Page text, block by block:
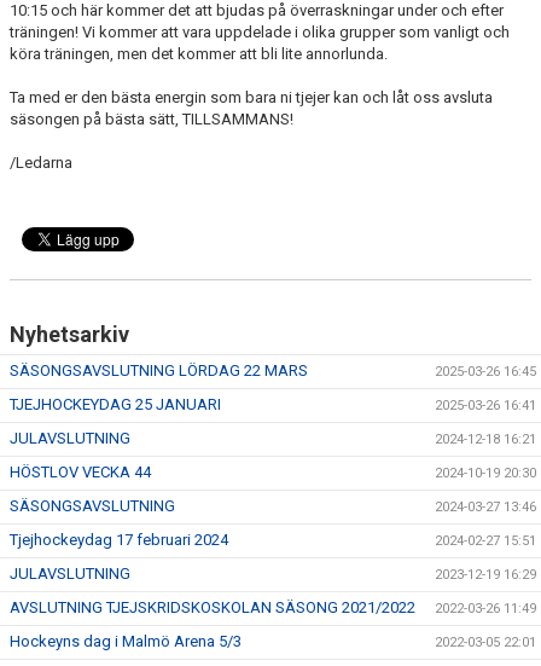
10:15 och här kommer det att bjudas på överraskningar under och efter
träningen! Vi kommer att vara uppdelade i olika grupper som vanligt och
köra träningen, men det kommer att bli lite annorlunda.
Ta med er den bästa energin som bara ni tjejer kan och låt oss avsluta
säsongen på bästa sätt, TILLSAMMANS!
/Ledarna
Nyhetsarkiv
SÄSONGSAVSLUTNING LÖRDAG 22 MARS 2025-03-26 16:45
TJEJHOCKEYDAG 25 JANUARI 2025-03-26 16:41
JULAVSLUTNING 2024-12-18 16:21
HÖSTLOV VECKA 44 2024-10-19 20:30
SÄSONGSAVSLUTNING 2024-03-27 13:46
Tjejhockeydag 17 februari 2024 2024-02-27 15:51
JULAVSLUTNING 2023-12-19 16:29
AVSLUTNING TJEJSKRIDSKOSKOLAN SÄSONG 2021/2022 2022-03-26 11:49
Hockeyns dag i Malmö Arena 5/3 2022-03-05 22:01